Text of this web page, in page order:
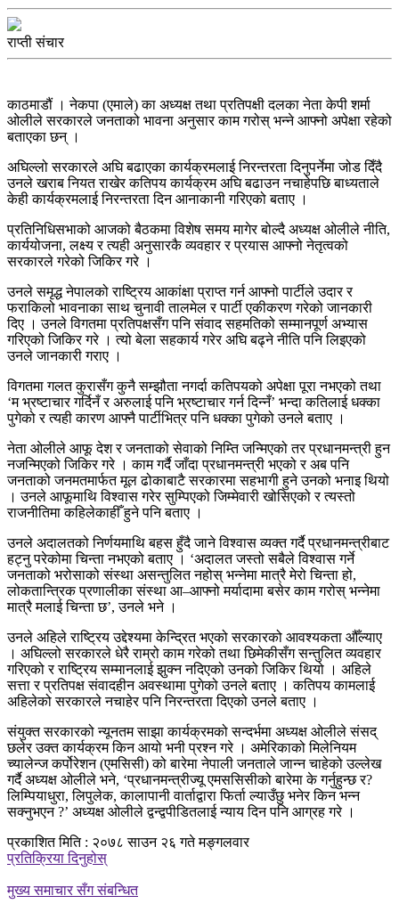
राप्ती संचार
काठमाडौं । नेकपा (एमाले) का अध्यक्ष तथा प्रतिपक्षी दलका नेता केपी शर्मा
ओलीले सरकारले जनताको भावना अनुसार काम गरोस् भन्ने आफ्नो अपेक्षा रहेको
बताएका छन् ।
अघिल्लो सरकारले अघि बढाएका कार्यक्रमलाई निरन्तरता दिनुपर्नेमा जोड दिँदै
उनले खराब नियत राखेर कतिपय कार्यक्रम अघि बढाउन नचाहेपछि बाध्यताले
केही कार्यक्रमलाई निरन्तरता दिन आनाकानी गरिएको बताए ।
प्रतिनिधिसभाको आजको बैठकमा विशेष समय मागेर बोल्दै अध्यक्ष ओलीले नीति,
कार्ययोजना, लक्ष्य र त्यही अनुसारकै व्यवहार र प्रयास आफ्नो नेतृत्वको
सरकारले गरेको जिकिर गरे ।
उनले समृद्ध नेपालको राष्ट्रिय आकांक्षा प्राप्त गर्न आफ्नो पार्टीले उदार र
फराकिलो भावनाका साथ चुनावी तालमेल र पार्टी एकीकरण गरेको जानकारी
दिए । उनले विगतमा प्रतिपक्षसँग पनि संवाद सहमतिको सम्मानपूर्ण अभ्यास
गरिएको जिकिर गरे । त्यो बेला सहकार्य गरेर अघि बढ्ने नीति पनि लिइएको
उनले जानकारी गराए ।
विगतमा गलत कुरासँग कुनै सम्झौता नगर्दा कतिपयको अपेक्षा पूरा नभएको तथा
‘म भ्रष्टाचार गर्दिनँ र अरुलाई पनि भ्रष्टाचार गर्न दिन्नँ’ भन्दा कतिलाई धक्का
पुगेको र त्यही कारण आफ्नै पार्टीभित्र पनि धक्का पुगेको उनले बताए ।
नेता ओलीले आफू देश र जनताको सेवाको निम्ति जन्मिएको तर प्रधानमन्त्री हुन
नजन्मिएको जिकिर गरे । काम गर्दै जाँदा प्रधानमन्त्री भएको र अब पनि
जनताको जनमतमार्फत मूल ढोकाबाटै सरकारमा सहभागी हुने उनको भनाइ थियो
। उनले आफूमाथि विश्वास गरेर सुम्पिएको जिम्मेवारी खोसिएको र त्यस्तो
राजनीतिमा कहिलेकाहीँ हुने पनि बताए ।
उनले अदालतको निर्णयमाथि बहस हुँदै जाने विश्वास व्यक्त गर्दै प्रधानमन्त्रीबाट
हट्नु परेकोमा चिन्ता नभएको बताए । ‘अदालत जस्तो सबैले विश्वास गर्ने
जनताको भरोसाको संस्था असन्तुलित नहोस् भन्नेमा मात्रै मेरो चिन्ता हो,
लोकतान्त्रिक प्रणालीका संस्था आ–आफ्नो मर्यादामा बसेर काम गरोस् भन्नेमा
मात्रै मलाई चिन्ता छ’, उनले भने ।
उनले अहिले राष्ट्रिय उद्देश्यमा केन्द्रित भएको सरकारको आवश्यकता औँल्याए
। अघिल्लो सरकारले धेरै राम्रो काम गरेको तथा छिमेकीसँग सन्तुलित व्यवहार
गरिएको र राष्ट्रिय सम्मानलाई झुक्न नदिएको उनको जिकिर थियो । अहिले
सत्ता र प्रतिपक्ष संवादहीन अवस्थामा पुगेको उनले बताए । कतिपय कामलाई
अहिलेको सरकारले नचाहेर पनि निरन्तरता दिएको उनले बताए ।
संयुक्त सरकारको न्यूनतम साझा कार्यक्रमको सन्दर्भमा अध्यक्ष ओलीले संसद्
छलेर उक्त कार्यक्रम किन आयो भनी प्रश्न गरे । अमेरिकाको मिलेनियम
च्यालेन्ज कर्पोरेशन (एमसिसी) को बारेमा नेपाली जनताले जान्न चाहेको उल्लेख
गर्दै अध्यक्ष ओलीले भने, ‘प्रधानमन्त्रीज्यू एमससिसीको बारेमा के गर्नुहुन्छ र?
लिम्पियाधुरा, लिपुलेक, कालापानी वार्ताद्वारा फिर्ता ल्याउँछु भनेर किन भन्न
सक्नुभएन ?’ अध्यक्ष ओलीले द्वन्द्वपीडितलाई न्याय दिन पनि आग्रह गरे ।
प्रकाशित मिति : २०७८ साउन २६ गते मङ्गलवार
प्रतिक्रिया दिनुहोस्
मुख्य समाचार सँग संबन्धित